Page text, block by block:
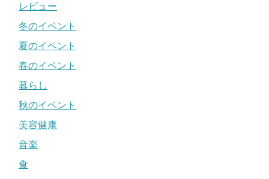
レビュー
冬のイベント
夏のイベント
春のイベント
暮らし
秋のイベント
美容健康
音楽
食